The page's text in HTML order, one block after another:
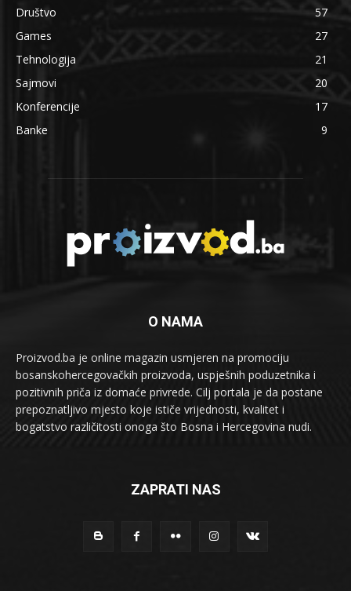
Društvo
57
Games
27
Tehnologija
21
Sajmovi
20
Konferencije
17
Banke
9
O NAMA
Proizvod.ba je online magazin usmjeren na promociju
bosanskohercegovačkih proizvoda, uspješnih poduzetnika i
pozitivnih priča iz domaće privrede. Cilj portala je da postane
prepoznatljivo mjesto koje ističe vrijednosti, kvalitet i
bogatstvo različitosti onoga što Bosna i Hercegovina nudi.
ZAPRATI NAS